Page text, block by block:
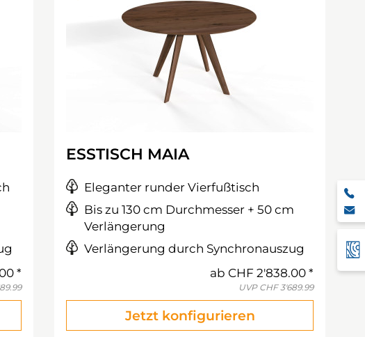
ESSTISCH MAIA
Eleganter runder Vierfußtisch
Bis zu 130 cm Durchmesser + 50 cm
Verlängerung
Verlängerung durch Synchronauszug
ab CHF 2'838.00
UVP CHF 3'689.99
Jetzt konfigurieren